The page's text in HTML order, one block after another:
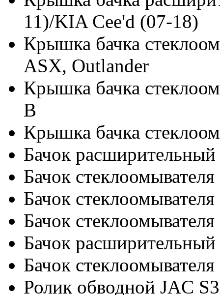
11)/KIA Cee'd (07-18)
Крышка бачка
ASX, Outlander
Крышка бачка
B
Крышка бачка
Бачок
Бачок
Бачок
Бачок
Бачок
Бачок
Ролик обводной JAC S3